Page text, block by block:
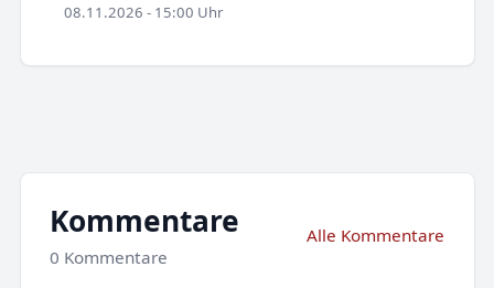
08.11.2026 - 15:00 Uhr
Kommentare
0 Kommentare
Alle Kommentare